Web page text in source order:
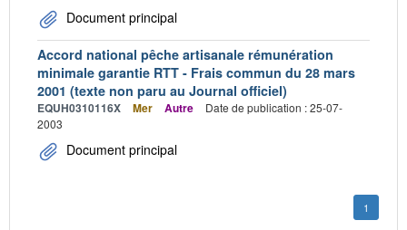
Document principal
Accord national pêche artisanale rémunération
minimale garantie RTT - Frais commun du 28 mars
2001 (texte non paru au Journal officiel)
EQUH0310116X Mer Autre
Date de publication : 25-07-
2003
Document principal
1